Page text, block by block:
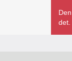
det.